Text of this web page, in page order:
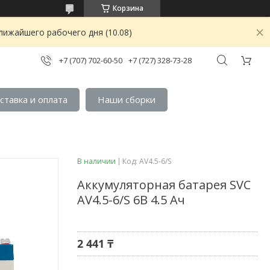
Корзина
рабочего дня (10.08)
+7 (707) 702-60-50 +7 (727) 328-73-28
и оплата Наши сборки
В наличии Код: AV4.5-6/S
Аккумуляторная батарея SVC
AV4.5-6/S 6В 4.5 Ач
2 441 ₸